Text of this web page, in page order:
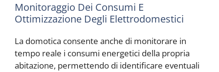
Monitoraggio Dei Consumi E
Ottimizzazione Degli Elettrodomestici
La domotica consente anche di monitorare in
tempo reale i consumi energetici della propria
abitazione, permettendo di identificare eventuali